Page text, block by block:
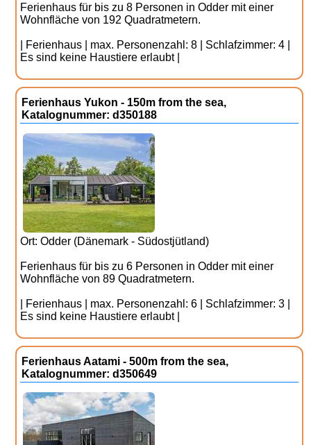
Ferienhaus für bis zu 8 Personen in Odder mit einer
Wohnfläche von 192 Quadratmetern.
| Ferienhaus | max. Personenzahl: 8 | Schlafzimmer: 4 |
Es sind keine Haustiere erlaubt |
Ferienhaus Yukon - 150m from the sea,
Katalognummer: d350188
Ort: Odder (Dänemark - Südostjütland)
Ferienhaus für bis zu 6 Personen in Odder mit einer
Wohnfläche von 89 Quadratmetern.
| Ferienhaus | max. Personenzahl: 6 | Schlafzimmer: 3 |
Es sind keine Haustiere erlaubt |
Ferienhaus Aatami - 500m from the sea,
Katalognummer: d350649